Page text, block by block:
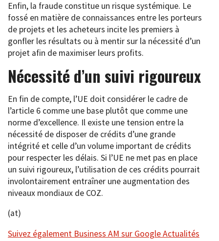
Enfin, la fraude constitue un risque systémique. Le
fossé en matière de connaissances entre les porteurs
de projets et les acheteurs incite les premiers à
gonfler les résultats ou à mentir sur la nécessité d’un
projet afin de maximiser leurs profits.
Nécessité d’un suivi rigoureux
En fin de compte, l’UE doit considérer le cadre de
l’article 6 comme une base plutôt que comme une
norme d’excellence. Il existe une tension entre la
nécessité de disposer de crédits d’une grande
intégrité et celle d’un volume important de crédits
pour respecter les délais. Si l’UE ne met pas en place
un suivi rigoureux, l’utilisation de ces crédits pourrait
involontairement entraîner une augmentation des
niveaux mondiaux de COZ.
(at)
Suivez également Business AM sur Google Actualités